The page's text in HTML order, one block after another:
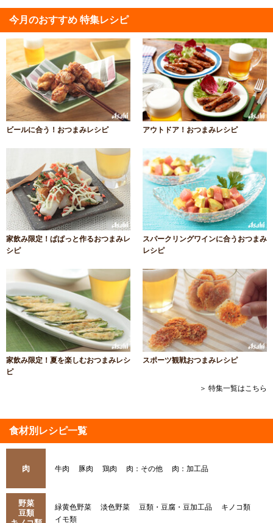
今月のおすすめ 特集レシピ
ビールに合う！おつまみレシピ アウトドア！おつまみレシピ
家飲み限定！ぱぱっと作るおつまみレ
シピ
スパークリングワインに合うおつまみ
レシピ
家飲み限定！夏を楽しむおつまみレシ
ピ
スポーツ観戦おつまみレシピ
＞ 特集一覧はこちら
食材別レシピ一覧
肉 牛肉 豚肉 鶏肉 肉：その他 肉：加工品
野菜
豆類
緑黄色野菜 淡色野菜 豆類・豆腐・豆加工品
キノコ類
イモ類